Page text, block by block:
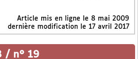
Article mis en ligne le 8 mai 2009
dernière modification le 17 avril 2017
/ n° 19